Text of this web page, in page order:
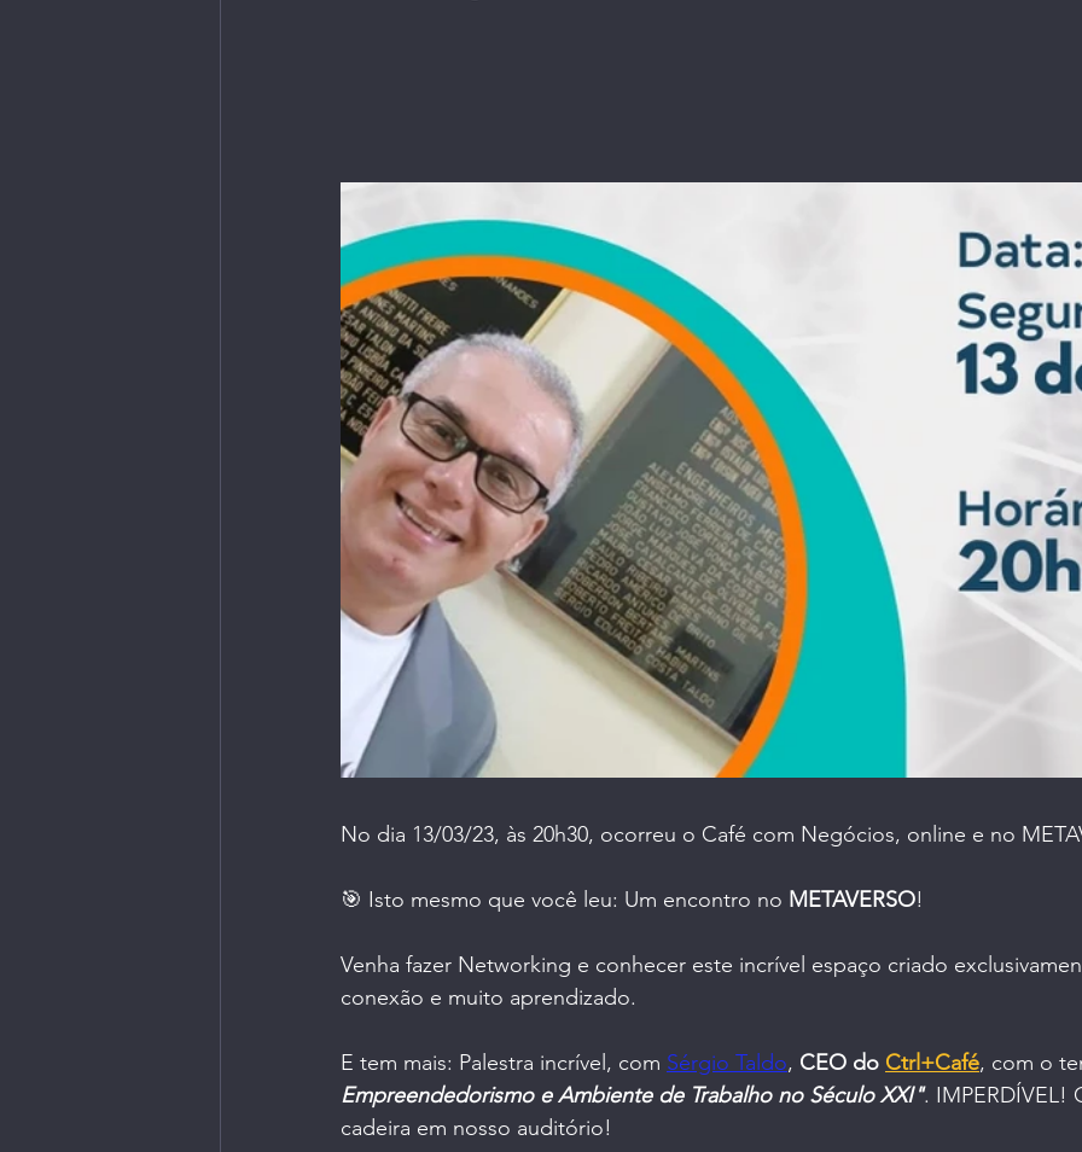
No dia 13/03/23, às 20h30, ocorreu o Café com Negócios, online e no
🎯 Isto mesmo que você leu: Um encontro no METAVERSO!
Venha fazer Networking e conhecer este incrível espaço criado
conexão e muito aprendizado.
E tem mais: Palestra incrível, com Sérgio Taldo, CEO do Ctrl+Café, com o
Empreendedorismo e Ambiente de Trabalho no Século XXI". IMPERDÍVEL!
cadeira em nosso auditório!